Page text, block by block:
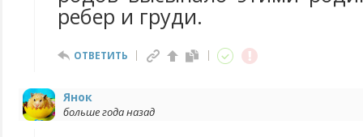
ребер и груди.
ОТВЕТИТЬ
Янок
больше года назад